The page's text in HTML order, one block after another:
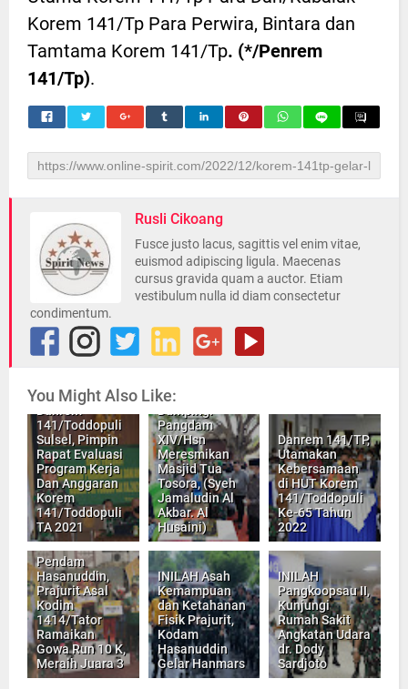
Korem 141/Tp Para Perwira, Bintara dan
Tamtama Korem 141/Tp. (*/Penrem
141/Tp).
Rusli Cikoang
Fusce justo lacus, sagittis vel enim vitae,
euismod adipiscing ligula. Maecenas
cursus gravida quam a auctor. Etiam
vestibulum nulla id diam consectetur
condimentum.
You Might Also Like:
141/Toddopuli
Sulsel, Pimpin
Rapat Evaluasi
Program Kerja
Dan Anggaran
Korem
141/Toddopuli
TA 2021
Danrem 141-Tp,
Pangdam
XIV/Hsn
Meresmikan
Masjid Tua
Tosora, (Syeh
Jamaludin Al
Akbar. Al
Husaini)
Danrem 141/TP,
Utamakan
Kebersamaan
di HUT Korem
141/Toddopuli
Ke-65 Tahun
2022
Pendam
Hasanuddin,
Prajurit Asal
Kodim
1414/Tator
Ramaikan
Gowa Run 10 K,
Meraih Juara 3
INILAH Asah
Kemampuan
dan Ketahanan
Fisik Prajurit,
Kodam
Hasanuddin
Gelar Hanmars
INILAH
Pangkoopsau II,
Kunjungi
Rumah Sakit
Angkatan Udara
dr. Dody
Sardjoto